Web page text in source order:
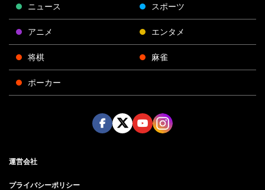
ニュース スポーツ
アニメ エンタメ
将棋 麻雀
ポーカー
運営会社
プライバシーポリシー